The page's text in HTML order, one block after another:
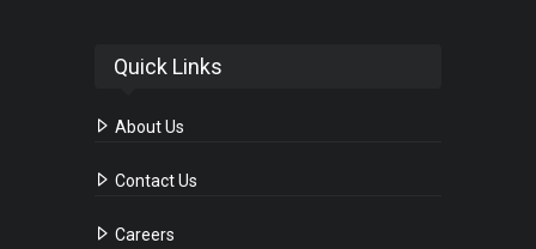
Quick Links
About Us
Contact Us
Careers